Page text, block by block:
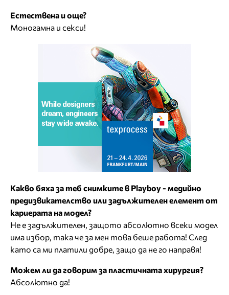
Естествена и още?
Моногамна и секси!
Какво бяха за теб снимките в Playboy - медийно
предизвикателство или задължителен елемент от
кариерата на модел?
Не е задължителен, защото абсолютно всеки модел
има избор, така че за мен това беше работа! След
като са ми платили добре, защо да не го направя!
Можем ли да говорим за пластичната хирургия?
Абсолютно да!